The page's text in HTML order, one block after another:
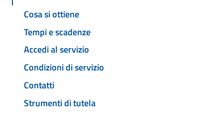
Cosa si ottiene
Tempi e scadenze
Accedi al servizio
Condizioni di servizio
Contatti
Strumenti di tutela